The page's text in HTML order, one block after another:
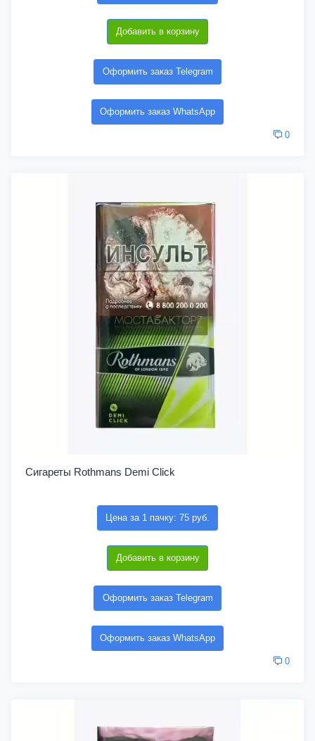
Добавить в корзину
Оформить заказ Telegram
Оформить заказ WhatsApp
0
Сигареты Rothmans Demi Click
Цена за 1 пачку: 75 руб.
Добавить в корзину
Оформить заказ Telegram
Оформить заказ WhatsApp
0